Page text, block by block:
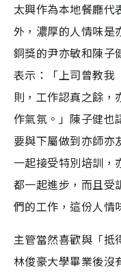
太興作為本地餐廳代
外，濃厚的人情味是
銅獎的尹亦敏和陳子
表示：「上司曾教我
則，工作認真之餘，
作氣氛。」陳子健也
要與下屬做到亦師亦
一起接受特別培訓，
都一起進步，而且受
們的工作，這份人情
主管當然喜歡與「抵
林俊豪大學畢業後沒